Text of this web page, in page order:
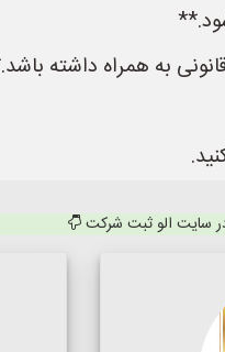
به همراه داشته
سایت الو ثبت شرکت